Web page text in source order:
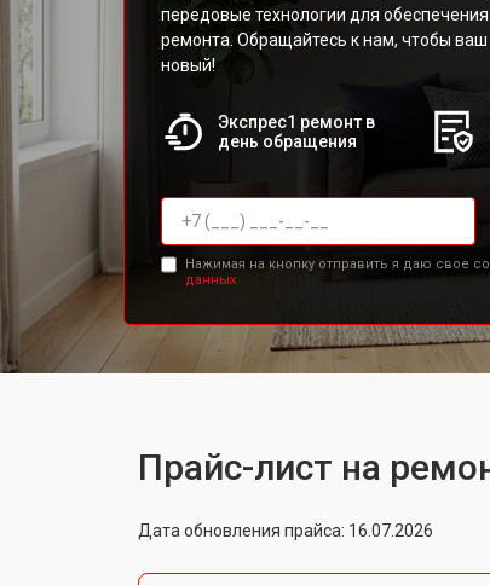
передовые технологии для
ремонта. Обращайтесь к нам, чтобы
новый!
Экспрес1 ремонт в
день обращения
Нажимая на кнопку отправить я даю свое
данных.
Прайс-лист на
Дата обновления прайса: 16.07.2026